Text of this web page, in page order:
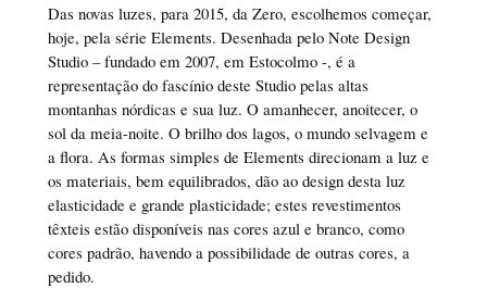
Das novas luzes, para 2015, da Zero, escolhemos começar,
hoje, pela série Elements. Desenhada pelo Note Design
Studio – fundado em 2007, em Estocolmo -, é a
representação do fascínio deste Studio pelas altas
montanhas nórdicas e sua luz. O amanhecer, anoitecer, o
sol da meia-noite. O brilho dos lagos, o mundo selvagem e
a flora. As formas simples de Elements direcionam a luz e
os materiais, bem equilibrados, dão ao design desta luz
elasticidade e grande plasticidade; estes revestimentos
têxteis estão disponíveis nas cores azul e branco, como
cores padrão, havendo a possibilidade de outras cores, a
pedido.